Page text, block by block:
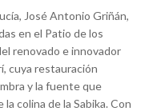
José Antonio Griñán,
en el Patio de los
renovado e innovador
cuya restauración
y la fuente que
colina de la Sabika. Con